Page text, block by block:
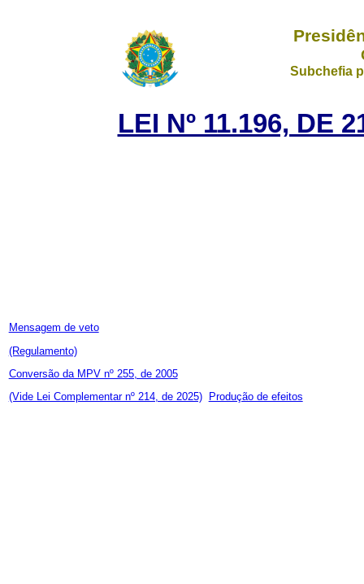
Subchefia
LEI Nº 11.196, DE
Mensagem de veto
(Regulamento)
Conversão da MPV nº 255, de 2005
(Vide Lei Complementar nº 214, de 2025)
Produção de efeitos